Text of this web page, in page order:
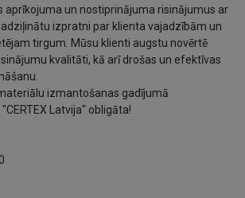
aprīkojuma un nostiprinājuma risinājumus ar
izpratni par klienta vajadzībām un
tirgum. Mūsu klienti augstu novērtē
kvalitāti, kā arī drošas un efektīvas
izmantošanas gadījumā
Latvija" obligāta!